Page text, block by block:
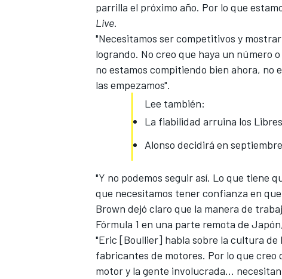
WRC
parrilla el próximo año. Por lo que
Live.
"Necesitamos ser competitivos y
logrando. No creo que haya un número
no estamos compitiendo bien ahora, no
las empezamos".
Lee también:
La fiabilidad arruina los
Alonso decidirá en
"Y no podemos seguir así. Lo que tiene
que necesitamos tener confianza en
Brown dejó claro que la manera de
Fórmula 1 en una parte remota de
"Eric [Boullier] habla sobre la cultura de
fabricantes de motores. Por lo que creo
motor y la gente involucrada...